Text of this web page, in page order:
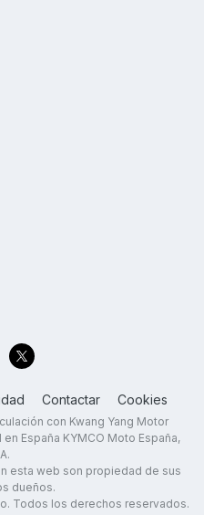
Contactar Cookies
con Kwang Yang Motor
España KYMCO Moto España,
esta web son propiedad de sus
dueños.
Todos los derechos reservados.